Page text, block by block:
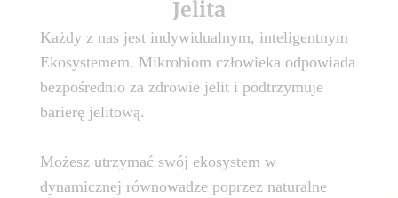
Jelita
Każdy z nas jest indywidualnym, inteligentnym
Ekosystemem. Mikrobiom człowieka odpowiada
bezpośrednio za zdrowie jelit i podtrzymuje
barierę jelitową.
Możesz utrzymać swój ekosystem w
dynamicznej równowadze poprzez naturalne